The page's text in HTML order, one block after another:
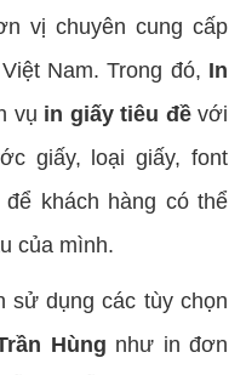
vị chuyên cung cấp
Nam. Trong đó, In
vụ in giấy tiêu đềvới
giấy, loại giấy, font
khách hàng có thể
của mình.
sử dụng các tùy chọn
Hùng như in đơn